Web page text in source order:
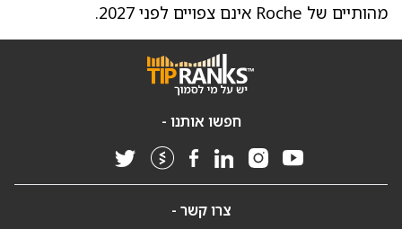
מהותיים של Roche אינם צפויים לפני 2027.
חפשו אותנו -
צרו קשר -